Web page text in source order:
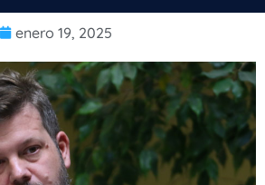
enero 19, 2025